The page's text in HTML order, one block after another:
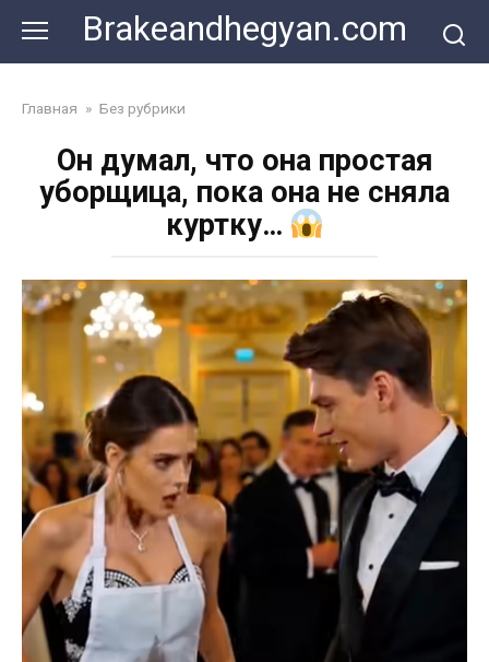
content
Brakeandhegyan.com
Главная » Без рубрики
Он думал, что она простая
уборщица, пока она не сняла
куртку…